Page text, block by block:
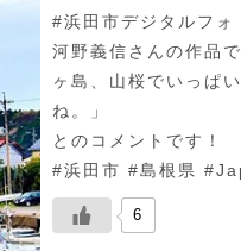
#浜田市デジタルフ
河野義信さんの作品
ヶ島、山桜でいっぱ
ね。」
とのコメントです！
#浜田市 #島根県
6